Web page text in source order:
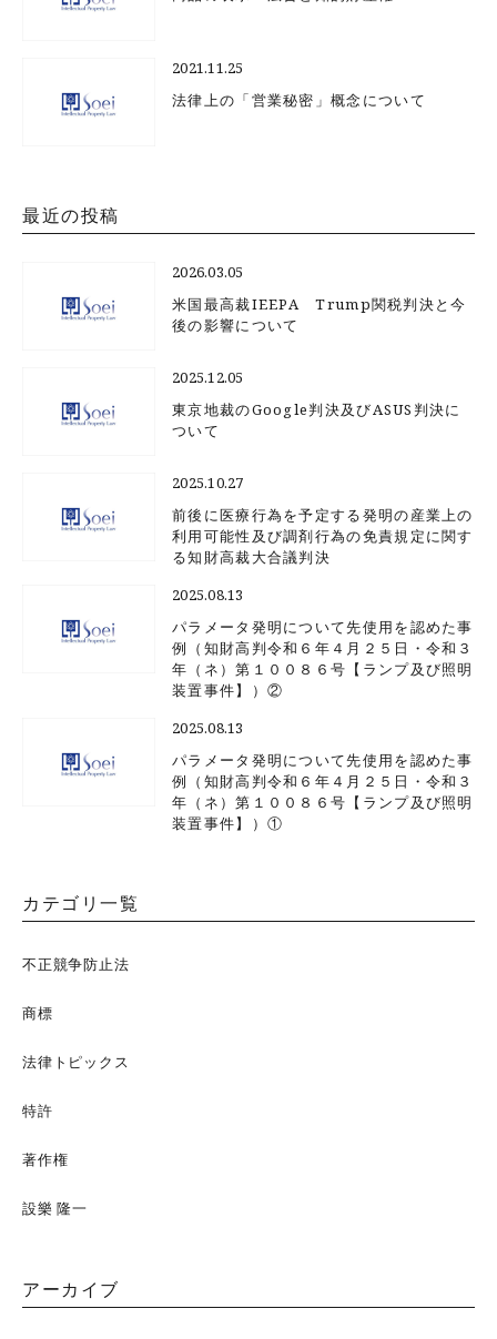
2021.11.25
法律上の「営業秘密」概念について
最近の投稿
2026.03.05
米国最高裁IEEPA Trump関税判決と今
後の影響について
2025.12.05
東京地裁のGoogle判決及びASUS判決に
ついて
2025.10.27
前後に医療行為を予定する発明の産業上の
利用可能性及び調剤行為の免責規定に関す
る知財高裁大合議判決
2025.08.13
パラメータ発明について先使用を認めた事
例（知財高判令和６年４月２５日・令和３
年（ネ）第１００８６号【ランプ及び照明
装置事件】）②
2025.08.13
パラメータ発明について先使用を認めた事
例（知財高判令和６年４月２５日・令和３
年（ネ）第１００８６号【ランプ及び照明
装置事件】）①
カテゴリ一覧
不正競争防止法
商標
法律トピックス
特許
著作権
設樂 隆一
アーカイブ